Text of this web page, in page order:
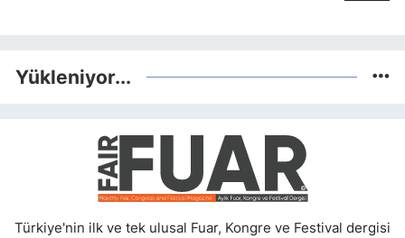
Yükleniyor...
Türkiye'nin ilk ve tek ulusal Fuar, Kongre ve Festival dergisi